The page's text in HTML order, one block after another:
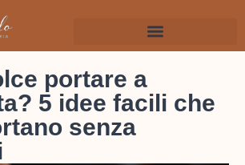
portare a
5 idee facili che
senza